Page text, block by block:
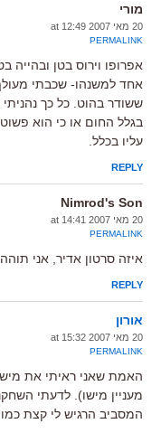
מורי
20 מאי 2007 at 12:49
PERMALINK
אפרופו וירוס בטן ובהייה
אחד למשנהו- שכבתי
ששודר בהוט. כל כך
בגלל החום או כי הוא
עליו בכלל.
REPLY
Nimrod's Son
20 מאי 2007 at 14:41
PERMALINK
איזה סרטון אדיר, אני
REPLY
אורון
20 מאי 2007 at 15:32
PERMALINK
האמת שאני ראיתי את
מעניין מישו). לדעתי
המסביב הרגיש לי קצת כמו